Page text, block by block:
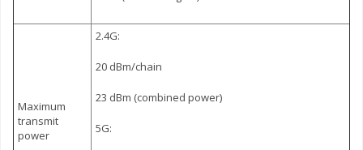
Maximum
transmit
power
2.4G:
20 dBm/chain
23 dBm (combined power)
5G: